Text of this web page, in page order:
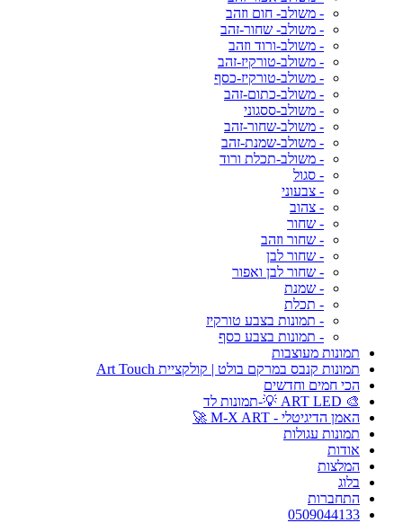
- משולב- חום וזהב
- משולב- שחור-זהב
- משולב-ורוד וזהב
- משולב-טורקיז-זהב
- משולב-טורקיז-כסף
- משולב-כתום-זהב
- משולב-ססגוני
- משולב-שחור-זהב
- משולב-שמנת-זהב
- משולב-תכלת ורוד
- סגול
- צבעוני
- צהוב
- שחור
- שחור וזהב
- שחור לבן
- שחור לבן ואפור
- שמנת
- תכלת
- תמונות בצבע טורקיז
- תמונות בצבע כסף
תמונות מעוצבות
תמונות קנבס במרקם בולט | קולקציית Art Touch
הכי חמים וחדשים
🎨 ART LED 💡-תמונות לד
האמן הדיגיטלי - M-X ART 🚀
תמונות עגולות
אודות
המלצות
בלוג
התחברות
0509044133